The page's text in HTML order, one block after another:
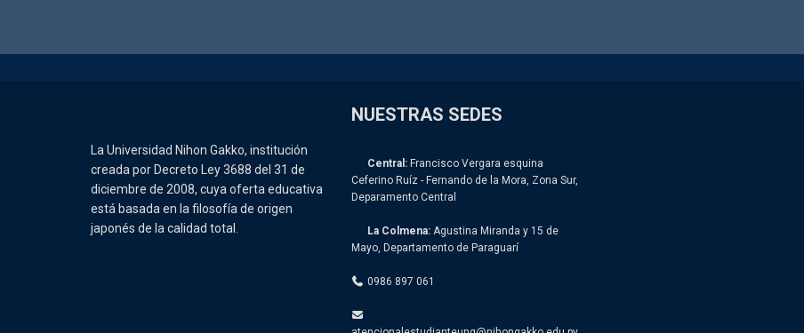
La Universidad Nihon Gakko, institución
creada por Decreto Ley 3688 del 31 de
diciembre de 2008, cuya oferta educativa
está basada en la filosofía de origen
japonés de la calidad total.
NUESTRAS SEDES
Central: Francisco Vergara esquina
Ceferino Ruíz - Fernando de la Mora, Zona Sur,
Deparamento Central
La Colmena: Agustina Miranda y 15 de
Mayo, Departamento de Paraguarí
0986 897 061